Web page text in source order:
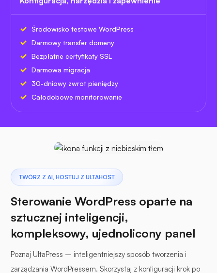
Środowisko testowe WordPress
Darmowy transfer domeny
Bezpłatne certyfikaty SSL
Darmowa migracja
30-dniowy zwrot pieniędzy
Całodobowe monitorowanie
TWÓRZ Z AI, HOSTUJ Z ULTAHOST
Sterowanie WordPress oparte na
sztucznej inteligencji,
kompleksowy, ujednolicony panel
Poznaj UltaPress – inteligentniejszy sposób tworzenia i
zarządzania WordPressem. Skorzystaj z konfiguracji krok po